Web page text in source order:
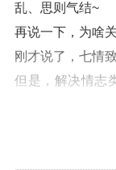
乱、思则气结~
再说一下，为啥
刚才说了，七情
但是，解决情志
是的，肝主疏泄